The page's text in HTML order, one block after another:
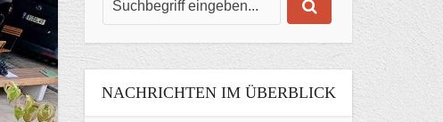
NACHRICHTEN IM ÜBERBLICK